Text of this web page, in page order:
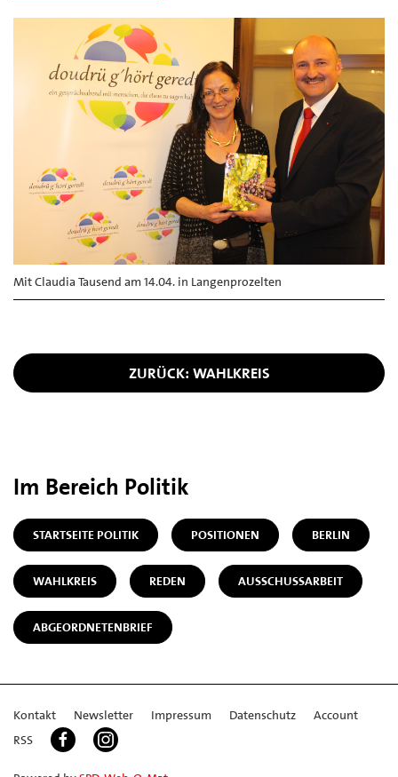
Mit Claudia Tausend am 14.04. in Langenprozelten
ZURÜCK: WAHLKREIS
Im Bereich Politik
STARTSEITE POLITIK POSITIONEN BERLIN
WAHLKREIS REDEN AUSSCHUSSARBEIT
ABGEORDNETENBRIEF
Kontakt Newsletter Impressum Datenschutz
Account
RSS